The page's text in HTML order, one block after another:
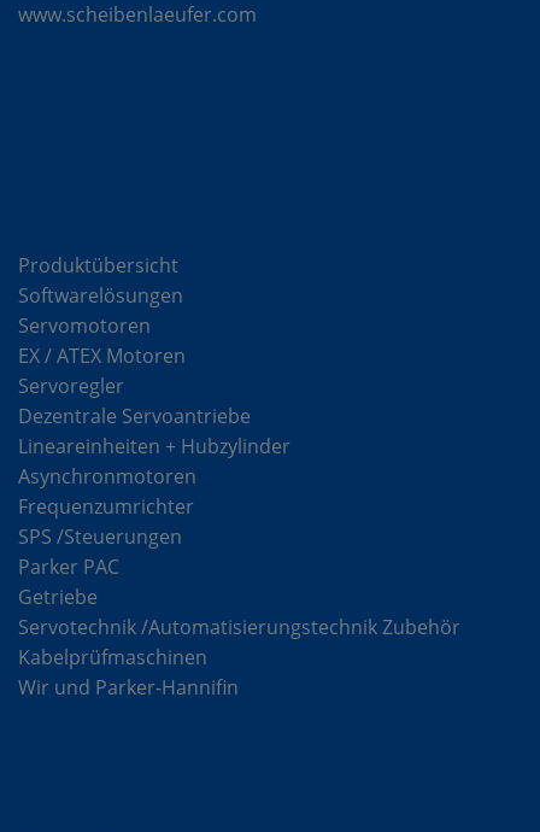
www.scheibenlaeufer.com
Produktübersicht
Softwarelösungen
Servomotoren
EX / ATEX Motoren
Servoregler
Dezentrale Servoantriebe
Lineareinheiten + Hubzylinder
Asynchronmotoren
Frequenzumrichter
SPS /Steuerungen
Parker PAC
Getriebe
Servotechnik /Automatisierungstechnik Zubehör
Kabelprüfmaschinen
Wir und Parker-Hannifin